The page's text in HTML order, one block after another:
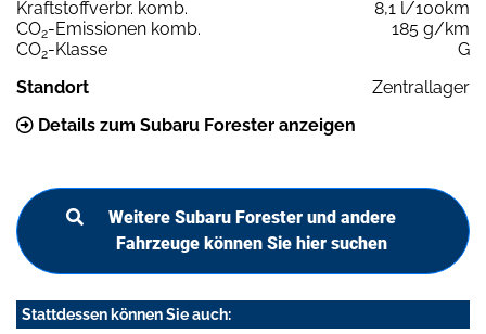
Kraftstoffverbr. komb.
8,1 l/100km
CO2-Emissionen komb.
185 g/km
CO2-Klasse
G
Standort
Zentrallager
Details zum Subaru Forester anzeigen
Weitere Subaru Forester und andere
Fahrzeuge können Sie hier suchen
Stattdessen können Sie auch: